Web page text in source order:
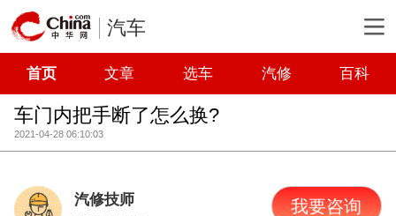
汽车
首页 文章 选车 汽修 百科
车门内把手断了怎么换?
2021-04-28 06:10:03
汽修技师 我要咨询